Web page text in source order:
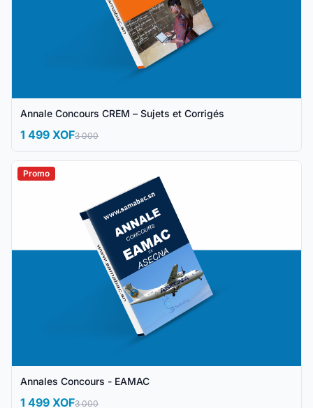
Annale Concours CREM – Sujets et Corrigés
1 499 XOF3 000
Promo
Annales Concours - EAMAC
1 499 XOF3 000